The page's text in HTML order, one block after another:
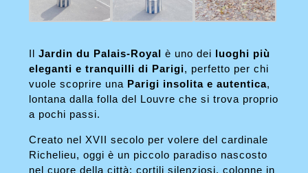
IlJardin du Palais-Royal è uno dei luoghi più
eleganti e tranquilli di Parigi, perfetto per chi
vuole scoprire una Parigi insolita e autentica,
lontana dalla folla del Louvre che si trova proprio
a pochi passi.
Creato nel XVII secolo per volere del cardinale
Richelieu, oggi è un piccolo paradiso nascosto
nel cuore della città: cortili silenziosi, colonne in